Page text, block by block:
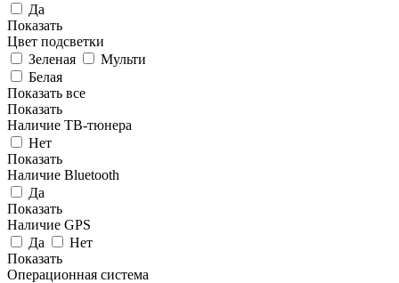
Да
Показать
Цвет подсветки
Зеленая
Мульти
Белая
Показать все
Показать
Наличие ТВ-тюнера
Нет
Показать
Наличие Bluetooth
Да
Показать
Наличие GPS
Да
Нет
Показать
Операционная система